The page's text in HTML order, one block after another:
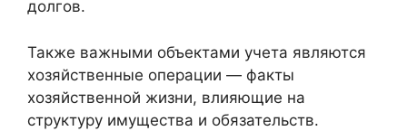
долгов.
Также важными объектами учета являются
хозяйственные операции — факты
хозяйственной жизни, влияющие на
структуру имущества и обязательств.